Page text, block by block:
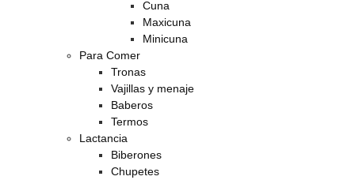
Cuna
Maxicuna
Minicuna
Para Comer
Tronas
Vajillas y menaje
Baberos
Termos
Lactancia
Biberones
Chupetes